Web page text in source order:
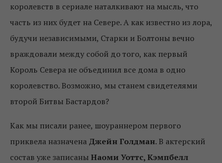
королевств в сериале наталкивают на мысль, что
часть из них будет на Севере. А как известно из лора,
будучи независимыми, Старки и Болтоны вечно
враждовали между собой до того, как первый
Король Севера не объединил все дома в одно
королевство. Возможно, мы станем свидетелями
второй Битвы Бастардов?
Как мы писали ранее, шоураннером первого
приквела назначена Джейн Голдман. В актерский
состав уже записаны Наоми Уоттс, Кэмпбелл